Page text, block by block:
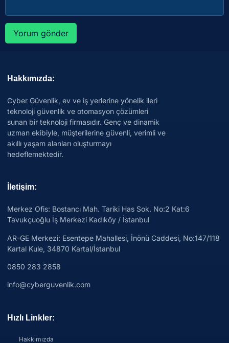
Hakkımızda:
Cyber Güvenlik, ev ve iş yerlerine yönelik ileri
teknoloji güvenlik ve otomasyon çözümleri
sunan bir teknoloji firmasıdır. Genç ve dinamik
uzman ekibiyle, müşterilerine güvenli, verimli ve
akıllı yaşam alanları oluşturmayı
hedeflemektedir.
İletişim:
Merkez Ofis: Bostancı Mah. Tariki Has Sok. No:2 Kat:6
Tavukçuoğlu İş Merkezi Kadıköy / İstanbul
AR-GE Merkezi: Esentepe Mahallesi, İnönü Caddesi, No:147/118
Kartal Kule, 34870 Kartal/İstanbul
0850 283 2858
info@cyberguvenlik.com
Hızlı Linkler:
Hakkımızda